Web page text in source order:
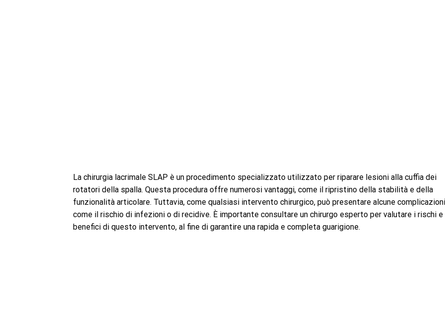
La chirurgia lacrimale SLAP è un procedimento specializzato utilizzato per riparare lesioni alla cuffia dei
rotatori della spalla. Questa procedura offre numerosi vantaggi, come il ripristino della stabilità e della
funzionalità articolare. Tuttavia, come qualsiasi intervento chirurgico, può presentare alcune
come il rischio di infezioni o di recidive. È importante consultare un chirurgo esperto per valutare i rischi e
benefici di questo intervento, al fine di garantire una rapida e completa guarigione.